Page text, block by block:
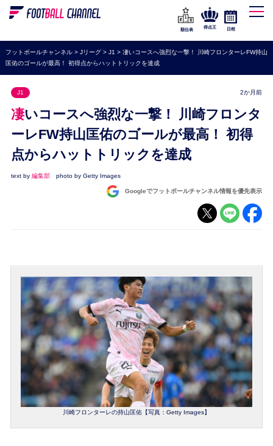
WEリーグ
海外サッカー
プレミアリーグ
セリエA
ブンデスリーガ
UEFA
ナショナルチーム
順位表
得点王 日程
フットボールチャンネル> Jリーグ> J1 > 凄いコースへ強烈な一撃！ 川崎フロンターレFW持山
匡佑のゴールが最高！ 初得点からハットトリックを達成
J1 2か月前
凄いコースへ強烈な一撃！ 川崎フロンタ
ーレFW持山匡佑のゴールが最高！ 初得
点からハットトリックを達成
text by 編集部 photo by Getty Images
Googleでフットボールチャンネル情報を優先表示
川崎フロンターレの持山匡佑【写真：Getty Images】